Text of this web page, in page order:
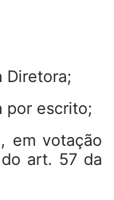
Diretora;
por escrito;
em votação
art. 57 da